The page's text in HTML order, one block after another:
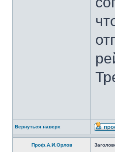
Вернуться наверх
Проф.А.И.Орлов